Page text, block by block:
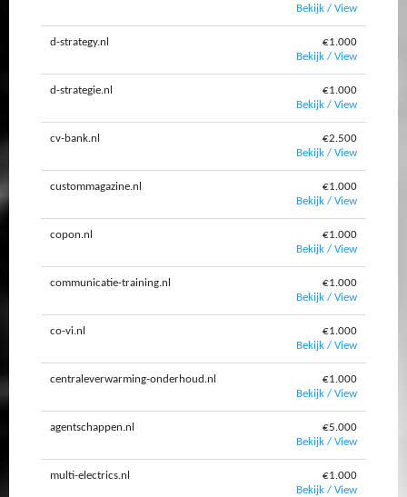
Bekijk / View
d-strategy.nl
€1.000
Bekijk / View
d-strategie.nl
€1.000
Bekijk / View
cv-bank.nl
€2.500
Bekijk / View
custommagazine.nl
€1.000
Bekijk / View
copon.nl
€1.000
Bekijk / View
communicatie-training.nl
€1.000
Bekijk / View
co-vi.nl
€1.000
Bekijk / View
centraleverwarming-onderhoud.nl
€1.000
Bekijk / View
agentschappen.nl
€5.000
Bekijk / View
multi-electrics.nl
€1.000
Bekijk / View